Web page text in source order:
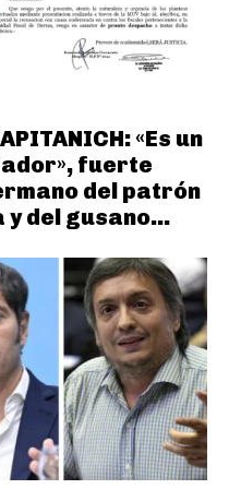
«Es un
fuerte
del patrón
y del gusano...